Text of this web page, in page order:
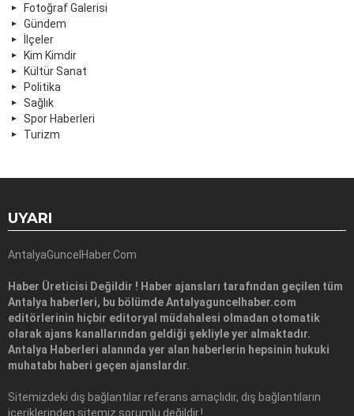
Fotoğraf Galerisi
Gündem
İlçeler
Kim Kimdir
Kültür Sanat
Politika
Sağlık
Spor Haberleri
Turizm
UYARI
AntalyaGuncelHaber.Com
Haber Üreticisi Değildir ! Haber ajansları tarafından geçilen tüm
Antalya haberleri, bu bölümde Antalyaguncelhaber.com
editörlerinin hiçbir editoryal müdahalesi olmadan otomatik
olarak ajans kanallarından geldiği şekliyle yer almaktadır.
Antalya Haberleri alanında yer alan haberlerin hepsinin hukuki
muhatabı haberi geçen ajanslardır.
Sitemizdeki dış bağlantılar referans amaçlıdır, dış bağlantıların
içeriklerinden sitemiz sorumlu değildir.!